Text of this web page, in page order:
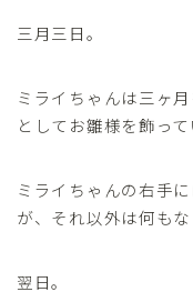
三月三日。
ミライちゃんは三ヶ
としてお雛様を飾って
ミライちゃんの右手
が、それ以外は何も
翌日。